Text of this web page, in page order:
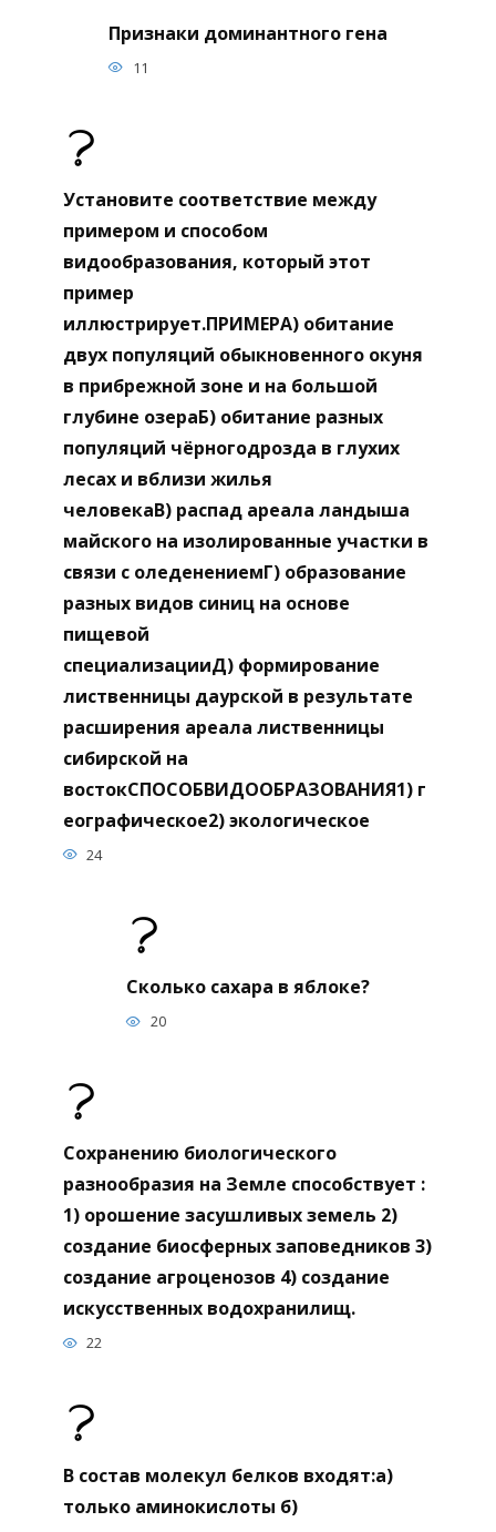
Признаки доминантного гена
11
Установите соответствие между
примером и способом
видообразования, который этот
пример
иллюстрирует.ПРИМЕРА) обитание
двух популяций обыкновенного окуня
в прибрежной зоне и на большой
глубине озераБ) обитание разных
популяций чёрногодрозда в глухих
лесах и вблизи жилья
человекаВ) распад ареала ландыша
майского на изолированные участки в
связи с оледенениемГ) образование
разных видов синиц на основе
пищевой
специализацииД) формирование
лиственницы даурской в результате
расширения ареала лиственницы
сибирской на
востокСПОСОБВИДООБРАЗОВАНИЯ1) г
еографическое2) экологическое
24
Сколько сахара в яблоке?
20
Сохранению биологического
разнообразия на Земле способствует :
1) орошение засушливых земель 2)
создание биосферных заповедников 3)
создание агроценозов 4) создание
искусственных водохранилищ.
22
В состав молекул белков входят:а)
только аминокислоты б)